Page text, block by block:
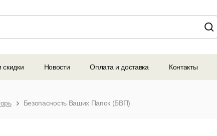
скидки Новости Оплата и доставка Контакты
Безопасность Ваших Папок (БВП)